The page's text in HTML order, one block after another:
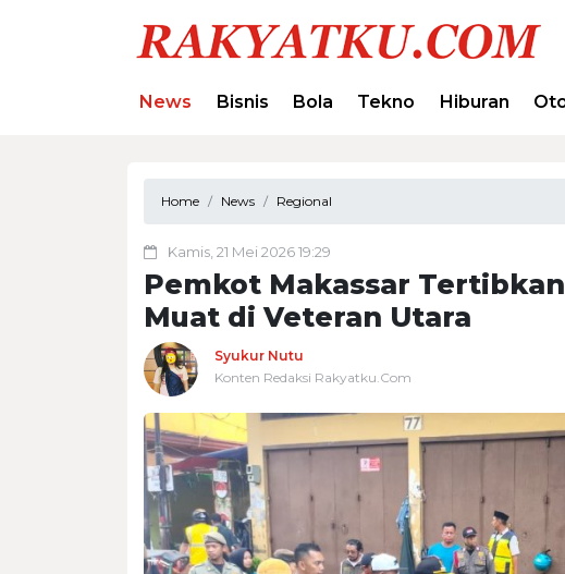
News Bisnis Bola Tekno Hiburan
Home News Regional
Kamis, 21 Mei 2026 19:29
Pemkot Makassar
Muat di Veteran Utara
Syukur Nutu
Konten Redaksi Rakyatku.Com